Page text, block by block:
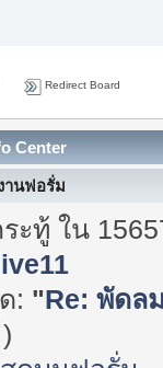
Redirect Board
Center
านฟอรั่ม
ระทู้ ใน
: "Re: พัดล